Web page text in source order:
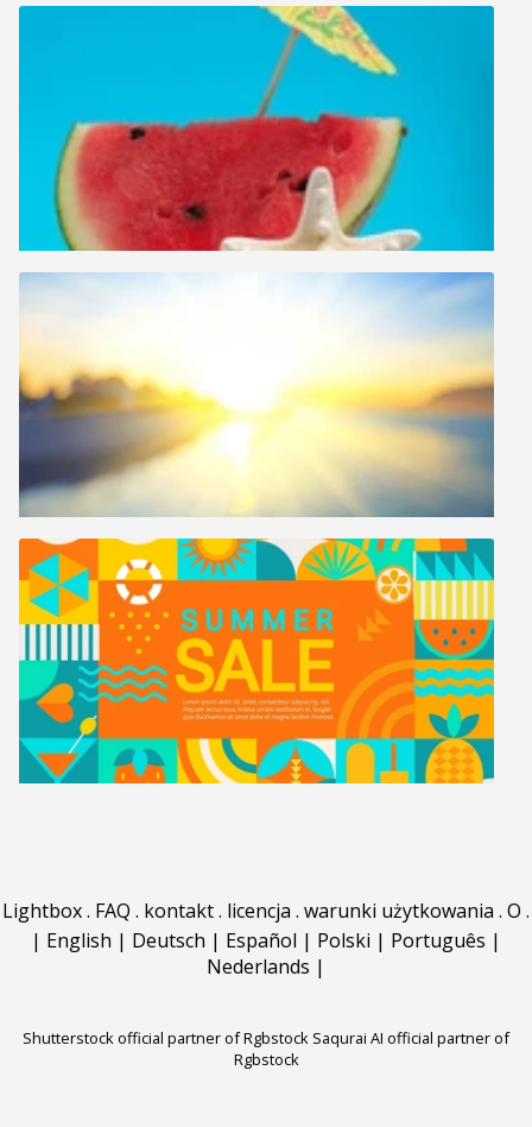
Lightbox. FAQ . kontakt. licencja . warunki użytkowania . O .
| English | Deutsch | Español | Polski | Português |
Nederlands |
Shutterstock official partner of Rgbstock Saqurai AI official partner of
Rgbstock